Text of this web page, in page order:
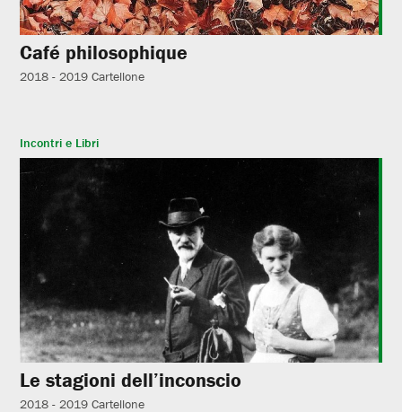
Café philosophique
2018 - 2019 Cartellone
Incontri e Libri
Le stagioni dell’inconscio
2018 - 2019 Cartellone